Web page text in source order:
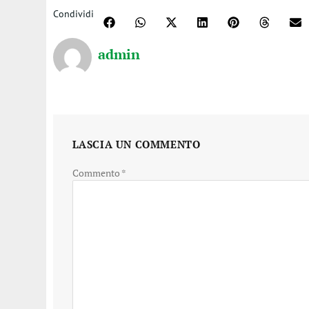
Condividi
admin
LASCIA UN COMMENTO
Commento *